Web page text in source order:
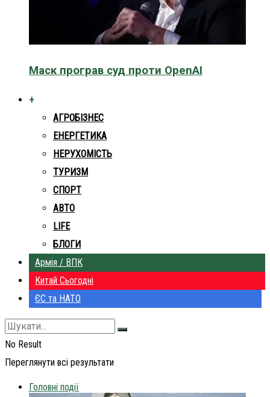
Маск програв суд проти OpenAI
+
АГРОБІЗНЕС
ЕНЕРГЕТИКА
НЕРУХОМІСТЬ
ТУРИЗМ
СПОРТ
АВТО
LIFE
БЛОГИ
Армія / ВПК
Китай Сьогодні
ЄС та НАТО
No Result
Переглянути всі результати
Головні події